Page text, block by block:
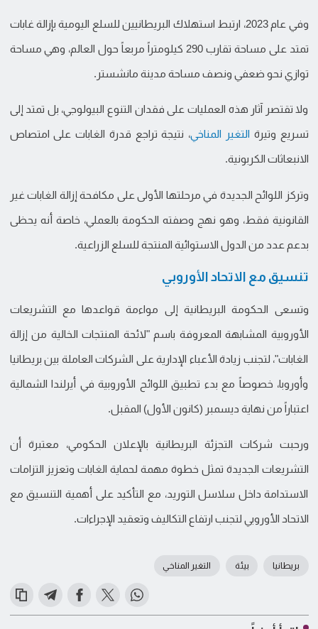
وفي عام 2023، ارتبط استهلاك البريطانيين للسلع اليومية بإزالة غابات
تمتد على مساحة تقارب 290 كيلومتراً مربعاً حول العالم، وهي مساحة
توازي نحو ضعفي ونصف مساحة مدينة مانشستر.
ولا تقتصر آثار هذه العمليات على فقدان التنوع البيولوجي، بل تمتد إلى
تسريع وتيرة التغير المناخي، نتيجة تراجع قدرة الغابات على امتصاص
الانبعاثات الكربونية.
وتركز اللوائح الجديدة في مرحلتها الأولى على مكافحة إزالة الغابات غير
القانونية فقط، وهو نهج وصفته الحكومة بالعملي، خاصة أنه يحظى
بدعم عدد من الدول الاستوائية المنتجة للسلع الزراعية.
تنسيق مع الاتحاد الأوروبي
وتسعى الحكومة البريطانية إلى مواءمة قواعدها مع التشريعات
الأوروبية المشابهة المعروفة باسم "لائحة المنتجات الخالية من إزالة
الغابات"، لتجنب زيادة الأعباء الإدارية على الشركات العاملة بين بريطانيا
وأوروبا، خصوصاً مع بدء تطبيق اللوائح الأوروبية في أيرلندا الشمالية
اعتباراً من نهاية ديسمبر (كانون الأول) المقبل.
ورحبت شركات التجزئة البريطانية بالإعلان الحكومي، معتبرة أن
التشريعات الجديدة تمثل خطوة مهمة لحماية الغابات وتعزيز التزامات
الاستدامة داخل سلاسل التوريد، مع التأكيد على أهمية التنسيق مع
الاتحاد الأوروبي لتجنب ارتفاع التكاليف وتعقيد الإجراءات.
بريطانيا بيئة التغير المناخي